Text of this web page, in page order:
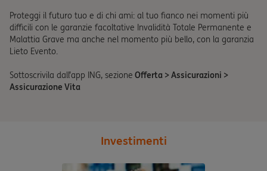
Proteggi il futuro tuo e di chi ami: al tuo fianco nei momenti più
difficili con le garanzie facoltative Invalidità Totale Permanente e
Malattia Grave ma anche nel momento più bello, con la garanzia
Lieto Evento.
Sottoscrivila dall’app ING, sezione Offerta > Assicurazioni >
Assicurazione Vita
Investimenti